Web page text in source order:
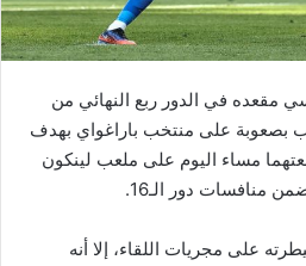
مقعده في الدور ربع النهائي من
بعدما تغلب بصعوبة على منتخب باراغواي بهدف
مساء اليوم على ملعب لينكون
منافسات دور الـ16.
على مجريات اللقاء، إلا أنه